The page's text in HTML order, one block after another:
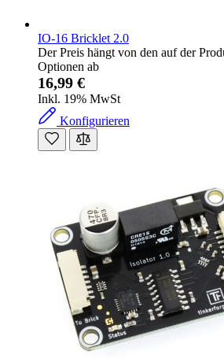
IO-16 Bricklet 2.0
Der Preis hängt von den auf der
Optionen ab
16,99 €
Inkl. 19% MwSt
Konfigurieren